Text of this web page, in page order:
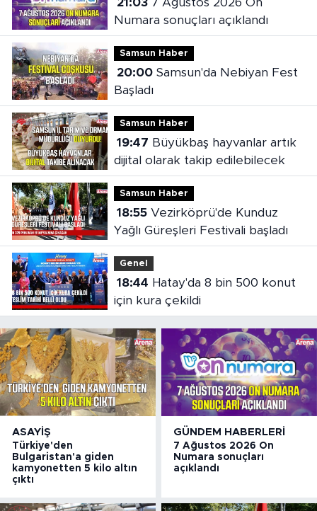
21:037 Ağustos 2026 On
Numara sonuçları açıklandı
Samsun Haber
20:00Samsun'da Nebiyan Fest
Başladı
Samsun Haber
19:47
dijital olarak takip edilebilecek
Samsun Haber
18:55Vezirköprü'de Kunduz
Yağlı Güreşleri Festivali başladı
Genel
18:44
için kura çekildi
ASAYIŞ
Türkiye'den
Bulgaristan'a giden
kamyonetten 5 kilo altın
çıktı
GÜNDEM HABERLERI
7 Ağustos 2026 On
Numara sonuçları
açıklandı